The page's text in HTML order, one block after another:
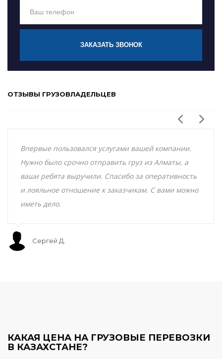
ЗАКАЗАТЬ ЗВОНОК
ОТЗЫВЫ ГРУЗОВЛАДЕЛЬЦЕВ
Впервые пользовался услугами вашей компании.
Нужно было срочно отправить груз из Алматы, а
ваши ребята выручили. Спасибо за оперативность
и лояльное отношение к заказчикам. С вами можно
иметь дело.
Сергей Д.
КАКАЯ ЦЕНА НА ГРУЗОВЫЕ ПЕРЕВОЗКИ
В КАЗАХСТАНЕ?